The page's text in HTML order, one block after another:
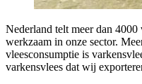
Nederland telt meer dan
werkzaam in onze sector.
vleesconsumptie is
varkensvlees dat wij